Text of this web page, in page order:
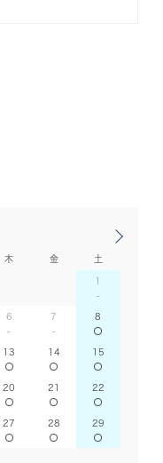
木 金 土
1
6 7 8
13 14 15
20 21 22
27 28 29